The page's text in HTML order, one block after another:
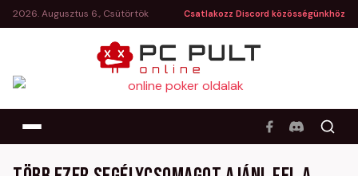
2026. Augusztus 6., Csütörtök Csatlakozz Discord közösségünkhöz